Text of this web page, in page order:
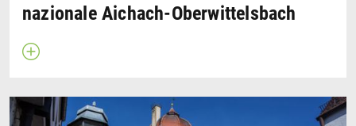
nazionale Aichach-Oberwittelsbach
Apri descrizione